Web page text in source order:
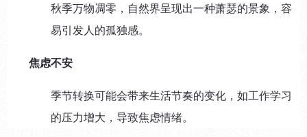
秋季万物凋零，自然界呈现出一种萧瑟的景象，容
易引发人的孤独感。
焦虑不安
季节转换可能会带来生活节奏的变化，如工作学习
的压力增大，导致焦虑情绪。